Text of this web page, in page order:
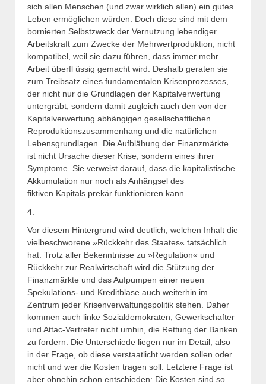
sich allen Menschen (und zwar wirklich allen) ein gutes
Leben ermöglichen würden. Doch diese sind mit dem
bornierten Selbstzweck der Vernutzung lebendiger
Arbeitskraft zum Zwecke der Mehrwertproduktion, nicht
kompatibel, weil sie dazu führen, dass immer mehr
Arbeit überfl üssig gemacht wird. Deshalb geraten sie
zum Treibsatz eines fundamentalen Krisenprozesses,
der nicht nur die Grundlagen der Kapitalverwertung
untergräbt, sondern damit zugleich auch den von der
Kapitalverwertung abhängigen gesellschaftlichen
Reproduktionszusammenhang und die natürlichen
Lebensgrundlagen. Die Aufblähung der Finanzmärkte
ist nicht Ursache dieser Krise, sondern eines ihrer
Symptome. Sie verweist darauf, dass die kapitalistische
Akkumulation nur noch als Anhängsel des
fiktiven Kapitals prekär funktionieren kann
4.
Vor diesem Hintergrund wird deutlich, welchen Inhalt die
vielbeschworene »Rückkehr des Staates« tatsächlich
hat. Trotz aller Bekenntnisse zu »Regulation« und
Rückkehr zur Realwirtschaft wird die Stützung der
Finanzmärkte und das Aufpumpen einer neuen
Spekulations- und Kreditblase auch weiterhin im
Zentrum jeder Krisenverwaltungspolitik stehen. Daher
kommen auch linke Sozialdemokraten, Gewerkschafter
und Attac-Vertreter nicht umhin, die Rettung der Banken
zu fordern. Die Unterschiede liegen nur im Detail, also
in der Frage, ob diese verstaatlicht werden sollen oder
nicht und wer die Kosten tragen soll. Letztere Frage ist
aber ohnehin schon entschieden: Die Kosten sind so